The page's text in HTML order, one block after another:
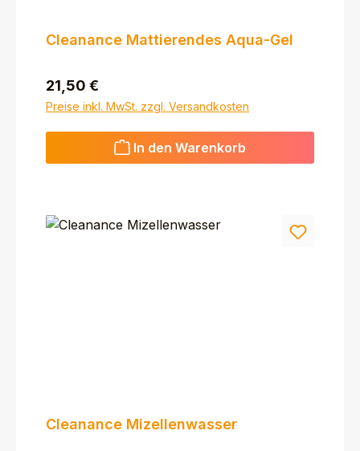
Cleanance Mattierendes Aqua-Gel
Regulärer Preis:
21,50 €
Preise inkl. MwSt. zzgl. Versandkosten
In den Warenkorb
Cleanance Mizellenwasser